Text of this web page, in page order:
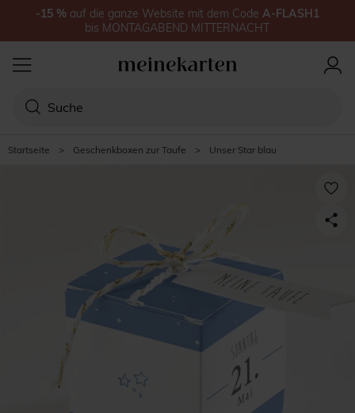
Startseite > Geschenkboxen zur Taufe > Unser Star blau
-15 % auf die ganze Website mit dem Code A-FLASH1
bis MONTAGABEND MITTERNACHT